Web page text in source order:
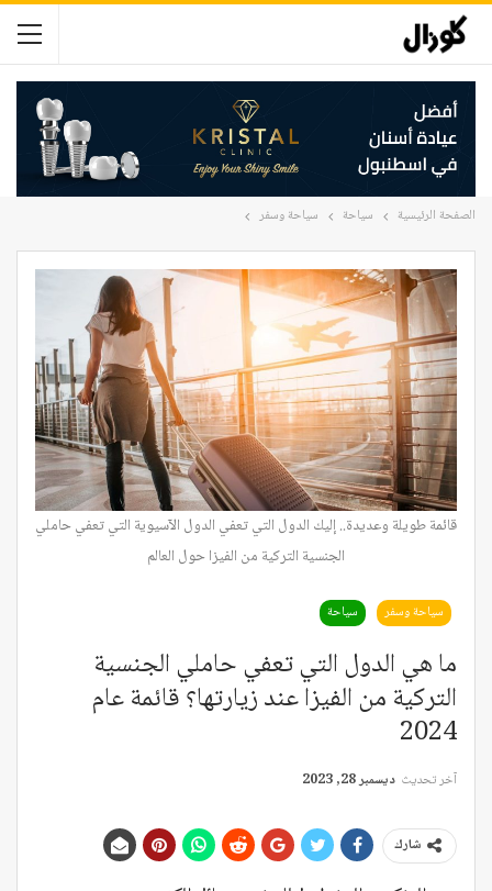
الصفحة الرئيسية سياحة سياحة وسفر
قائمة طويلة وعديدة.. إليك الدول التي تعفي الدول الآسيوية التي تعفي حاملي
الجنسية التركية من الفيزا حول العالم
سياحة وسفر سياحة
ما هي الدول التي تعفي حاملي الجنسية
التركية من الفيزا عند زيارتها؟ قائمة عام
2024
آخر تحديث ديسمبر 28, 2023
شارك